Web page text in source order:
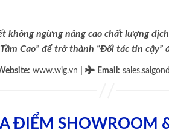
không ngừng nâng cao chất lượng
Cao” để trở thành “Đối tác tin
www.wig.vn Email :
ĐIỂM SHOWROOM